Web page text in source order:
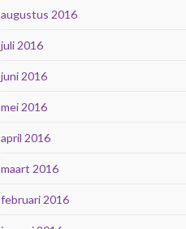
augustus 2016
juli 2016
juni 2016
mei 2016
april 2016
maart 2016
februari 2016